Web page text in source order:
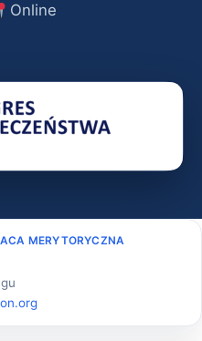
Online
MERYTORYCZNA